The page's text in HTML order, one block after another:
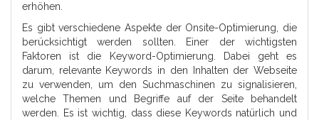
erhöhen.
Es gibt verschiedene Aspekte der Onsite-Optimierung, die
berücksichtigt werden sollten. Einer der wichtigsten
Faktoren ist die Keyword-Optimierung. Dabei geht es
darum, relevante Keywords in den Inhalten der Webseite
zu verwenden, um den Suchmaschinen zu signalisieren,
welche Themen und Begriffe auf der Seite behandelt
werden. Es ist wichtig, dass diese Keywords natürlich und